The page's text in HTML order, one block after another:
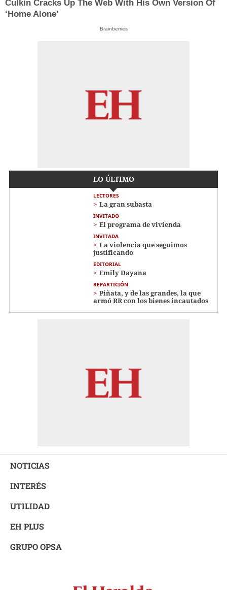
Culkin Cracks Up The Web With His Own Version Of
‘Home Alone’
Brainberries
LO ÚLTIMO
LECTORES
La gran subasta
INVITADO
El programa de vivienda
INVITADA
La violencia que seguimos
justificando
EDITORIAL
Emily Dayana
REPARTICIÓN
Piñata, y de las grandes, la que
armó RR con los bienes incautados
NOTICIAS
INTERÉS
UTILIDAD
EH PLUS
GRUPO OPSA